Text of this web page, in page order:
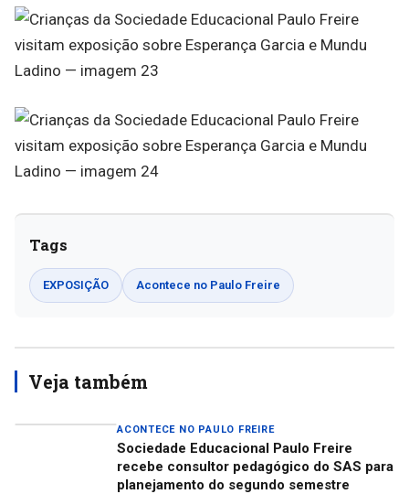
Tags
EXPOSIÇÃO Acontece no Paulo Freire
Veja também
ACONTECE NO PAULO FREIRE
Sociedade Educacional Paulo Freire
recebe consultor pedagógico do SAS para
planejamento do segundo semestre